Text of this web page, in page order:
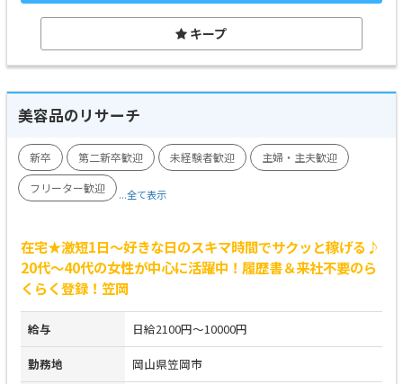
キープ
美容品のリサーチ
新卒 第二新卒歓迎 未経験者歓迎
主婦・主夫歓迎
フリーター歓迎
...全て表示
在宅★激短1日～好きな日のスキマ時間でサクッと稼げる♪
20代～40代の女性が中心に活躍中！履歴書＆来社不要のら
くらく登録！笠岡
給与 日給2100円～10000円
勤務地 岡山県笠岡市